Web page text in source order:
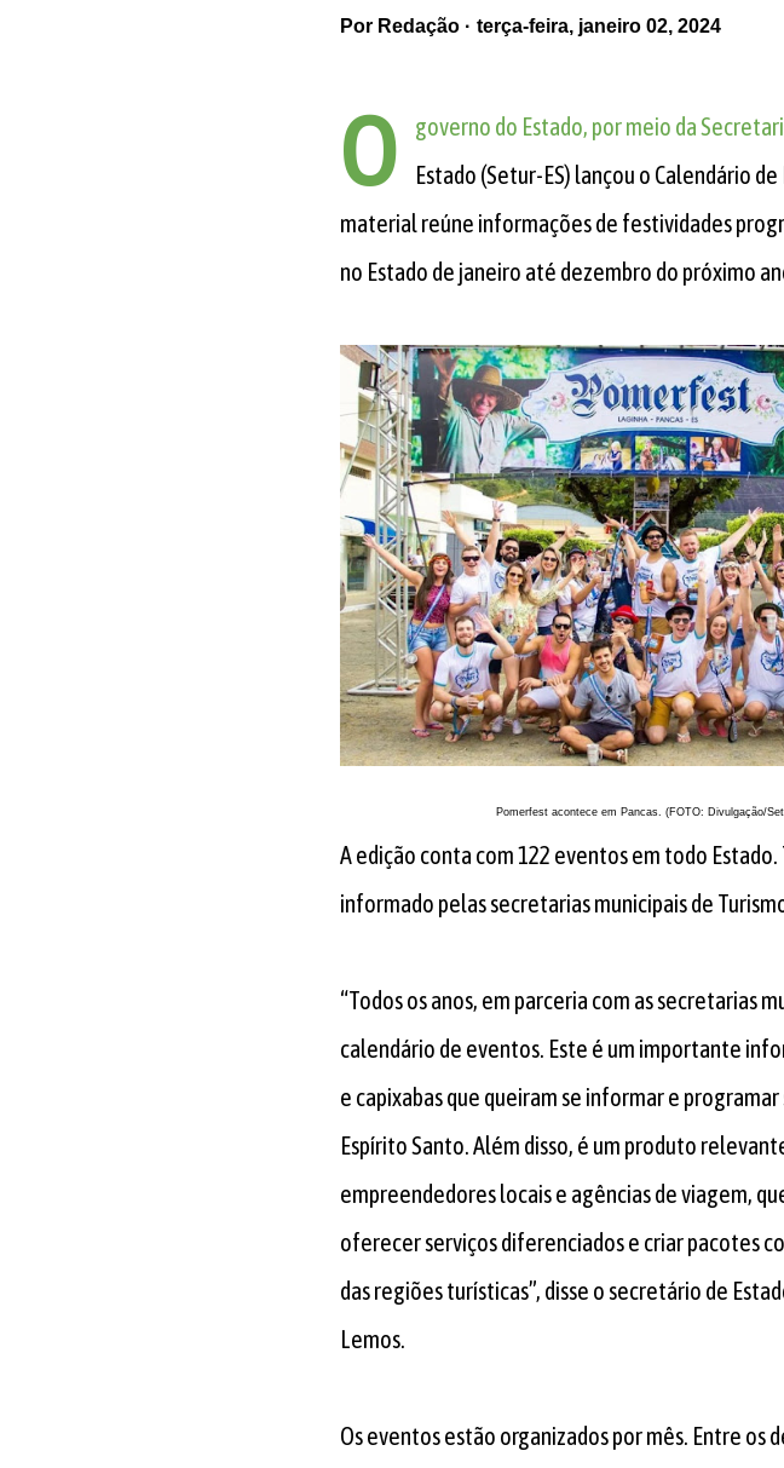
Por Redação terça-feira, janeiro 02, 2024
O
governo do Estado, por meio da
Estado (Setur-ES) lançou o Calendário de
material reúne informações de festividades
no Estado de janeiro até dezembro do próximo
Pomerfest acontece em Pancas. (FOTO: Divulgação/
A edição conta com 122 eventos em todo
informado pelas secretarias municipais de
“Todos os anos, em parceria com as secretarias
calendário de eventos. Este é um importante
e capixabas que queiram se informar e
Espírito Santo. Além disso, é um produto
empreendedores locais e agências de viagem,
oferecer serviços diferenciados e criar pacotes
das regiões turísticas”, disse o secretário de
Lemos.
Os eventos estão organizados por mês. Entre os